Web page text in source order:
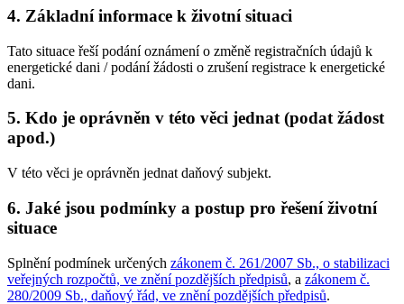
4. Základní informace k životní situaci
Tato situace řeší podání oznámení o změně registračních údajů k
energetické dani / podání žádosti o zrušení registrace k energetické
dani.
5. Kdo je oprávněn v této věci jednat (podat žádost
apod.)
V této věci je oprávněn jednat daňový subjekt.
6. Jaké jsou podmínky a postup pro řešení životní
situace
Splnění podmínek určených zákonem č. 261/2007 Sb., o stabilizaci
veřejných rozpočtů, ve znění pozdějších předpisů, a zákonem č.
280/2009 Sb., daňový řád, ve znění pozdějších předpisů.